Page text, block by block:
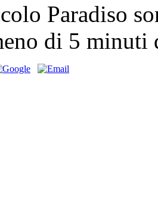
Paradiso
di 5 minuti